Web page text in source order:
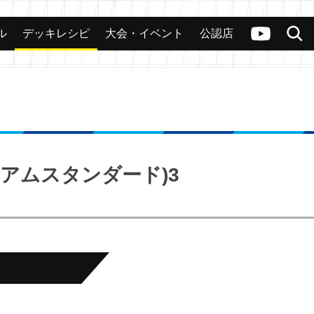
ヴァンガードch
検索
カード 大会 公認店舗 その他
デッキレシピ 大会・イベント 公認店
ムスタンダード)3